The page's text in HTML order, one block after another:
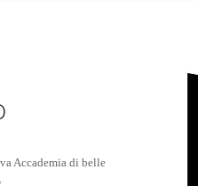
Accademia di belle